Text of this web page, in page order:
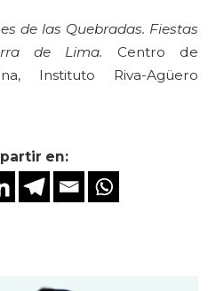
de las Quebradas. Fiestas
de Lima. Centro de
Instituto Riva-Agüero
en: